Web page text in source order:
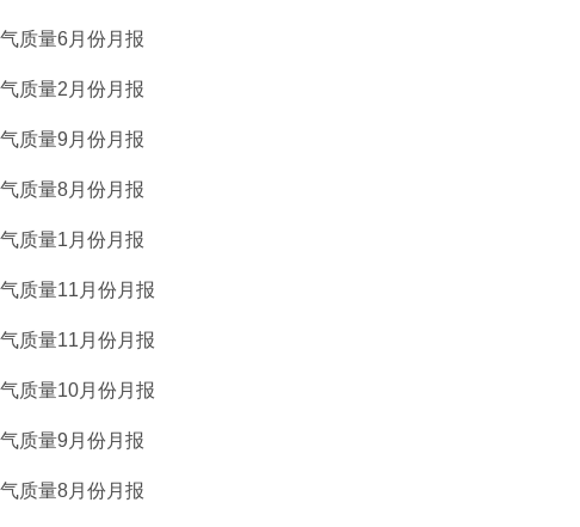
质量6月份月报
质量2月份月报
质量9月份月报
质量8月份月报
质量1月份月报
质量11月份月报
质量11月份月报
质量10月份月报
质量9月份月报
质量8月份月报